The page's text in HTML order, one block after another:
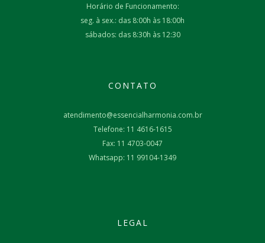
Horário de Funcionamento:
seg. à sex.: das 8:00h às 18:00h
sábados: das 8:30h às 12:30
CONTATO
atendimento@essencialharmonia.com.br
Telefone: 11 4616-1615
Fax: 11 4703-0047
Whatsapp: 11 99104-1349
LEGAL